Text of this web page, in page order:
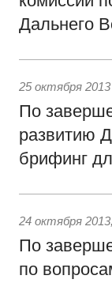
Дальнего
25 октября 2013
По
развитию
брифинг
24 октября 2013,
По
по